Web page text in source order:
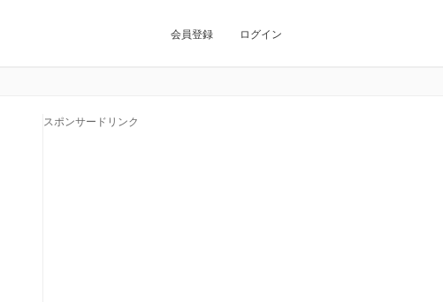
会員登録 ログイン
スポンサードリンク